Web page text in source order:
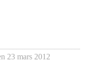
23 mars 2012